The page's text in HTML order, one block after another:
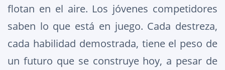
flotan en el aire. Los jóvenes competidores
saben lo que está en juego. Cada destreza,
cada habilidad demostrada, tiene el peso de
un futuro que se construye hoy, a pesar de